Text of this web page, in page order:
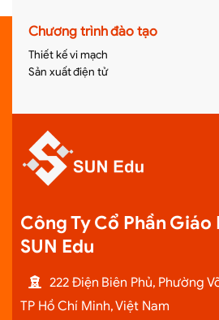
Chương trình đào tạo
Thiết kế vi mạch
Sản xuất điện tử
Công Ty Cổ Phần Giáo
SUN Edu
222 Điện Biên Phủ, Phường
TP Hồ Chí Minh, Việt Nam